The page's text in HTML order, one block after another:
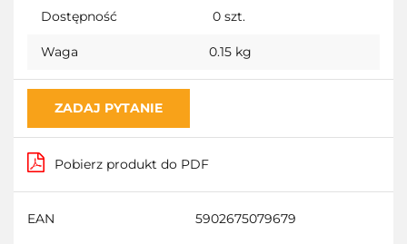
Dostępność 0 szt.
Waga 0.15 kg
ZADAJ PYTANIE
Pobierz produkt do PDF
EAN 5902675079679